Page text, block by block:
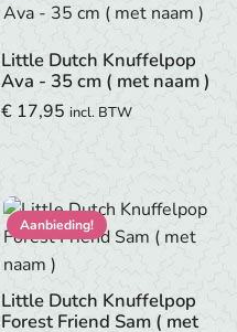
Little Dutch Knuffelpop
Ava - 35 cm ( met naam )
€ 17,95 incl. BTW
Aanbieding!
Little Dutch Knuffelpop
Forest Friend Sam ( met